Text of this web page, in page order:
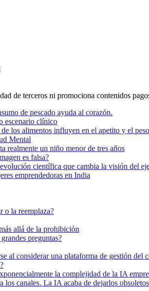
de terceros ni promociona contenidos
de pescado ayuda al corazón.
escenario clínico
los alimentos influyen en el apetito y el peso
Mental
realmente un niño menor de tres años
es falsa?
científica que cambia la visión del
emprendedoras en India
o la reemplaza?
allá de la prohibición
preguntas?
al considerar una plataforma de gestión del
la complejidad de la IA
los canales. La IA acaba de dejarlos